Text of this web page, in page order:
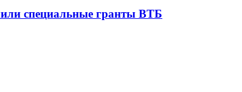
специальные гранты ВТБ